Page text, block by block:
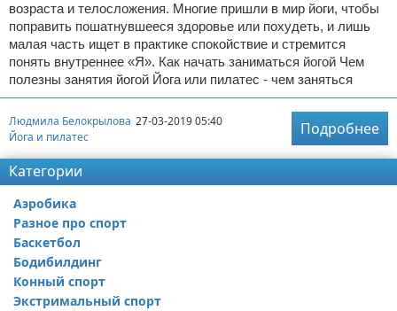
возраста и телосложения. Многие пришли в мир йоги, чтобы
поправить пошатнувшееся здоровье или похудеть, и лишь
малая часть ищет в практике спокойствие и стремится
понять внутреннее «Я». Как начать заниматься йогой Чем
полезны занятия йогой Йога или пилатес - чем заняться
Людмила Белокрылова 27-03-2019 05:40
Йога и пилатес
Подробнее
Категории
Аэробика
Разное про спорт
Баскетбол
Бодибилдинг
Конный спорт
Экстримальный спорт